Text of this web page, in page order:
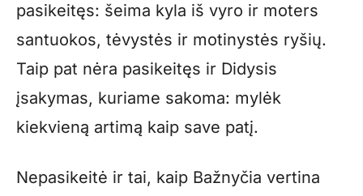
pasikeitęs: šeima kyla iš vyro ir moters
santuokos, tėvystės ir motinystės ryšių.
Taip pat nėra pasikeitęs ir Didysis
įsakymas, kuriame sakoma: mylėk
kiekvieną artimą kaip save patį.
Nepasikeitė ir tai, kaip Bažnyčia vertina